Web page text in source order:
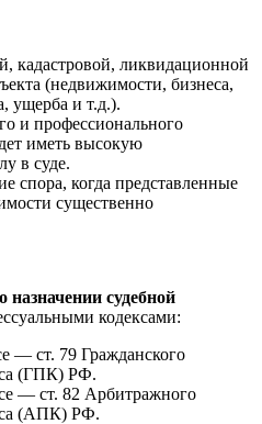
кадастровой, ликвидационной
(недвижимости, бизнеса,
ущерба и т.д.).
и профессионального
иметь высокую
в суде.
спора, когда представленные
существенно
назначении судебной
кодексами:
— ст. 79 Гражданского
(ГПК) РФ.
— ст. 82 Арбитражного
(АПК) РФ.